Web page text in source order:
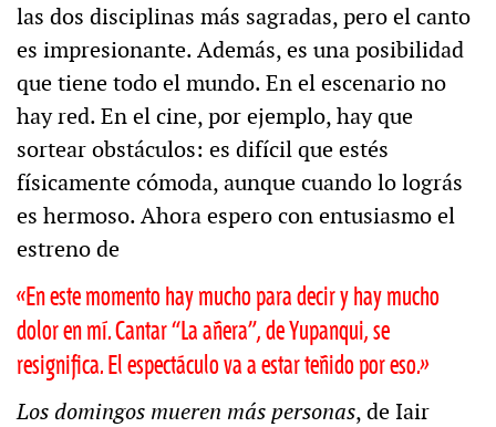
las dos disciplinas más sagradas, pero el canto
es impresionante. Además, es una posibilidad
que tiene todo el mundo. En el escenario no
hay red. En el cine, por ejemplo, hay que
sortear obstáculos: es difícil que estés
físicamente cómoda, aunque cuando lo lográs
es hermoso. Ahora espero con entusiasmo el
estreno de
«En este momento hay mucho para decir y hay mucho
dolor en mí. Cantar “La añera”, de Yupanqui, se
resignifica. El espectáculo va a estar teñido por eso.»
Los domingos mueren más personas, de Iair